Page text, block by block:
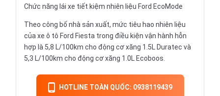
Chức năng lái xe tiết kiệm nhiên liệu Ford EcoMode
Theo công bố nhà sản xuất, mức tiêu hao nhiên liệu
của xe ô tô Ford Fiesta trong điều kiện vận hành hỗn
hợp là 5,8 L/100km cho động cơ xăng 1.5L Duratec và
5,3 L/100km cho động cơ xăng 1.0L Ecoboos.
HOTLINE TOÀN QUỐC: 0938119439